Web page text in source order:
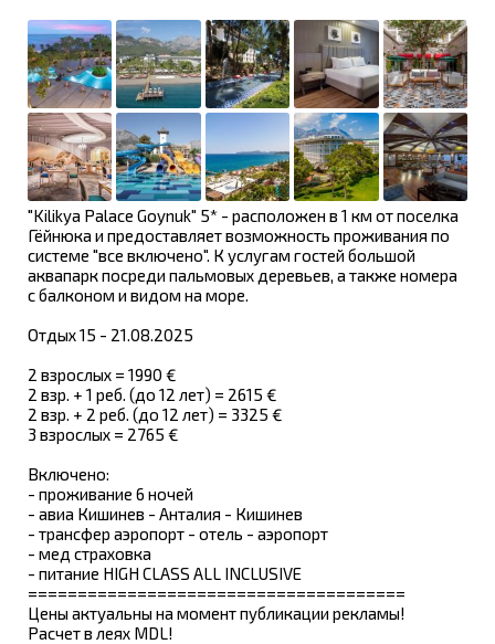
"Kilikya Palace Goynuk" 5* - расположен в 1 км от поселка
Гёйнюка и предоставляет возможность проживания по
системе "все включено". К услугам гостей большой
аквапарк посреди пальмовых деревьев, а также номера
с балконом и видом на море.
Отдых 15 - 21.08.2025
2 взрослых = 1990 €
2 взр. + 1 реб. (до 12 лет) = 2615 €
2 взр. + 2 реб. (до 12 лет) = 3325 €
3 взрослых = 2765 €
Включено:
- проживание 6 ночей
- авиа Кишинев - Анталия - Кишинев
- трансфер аэропорт - отель - аэропорт
- мед страховка
- питание HIGH CLASS ALL INCLUSIVE
======================================
Цены актуальны на момент публикации рекламы!
Расчет в леях MDL!